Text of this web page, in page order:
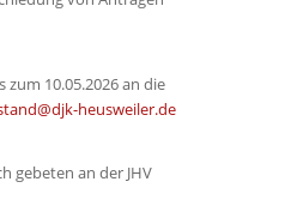
10.05.2026 an die
heusweiler.de
gebeten an der JHV
& SENIOREN
(Ü40)